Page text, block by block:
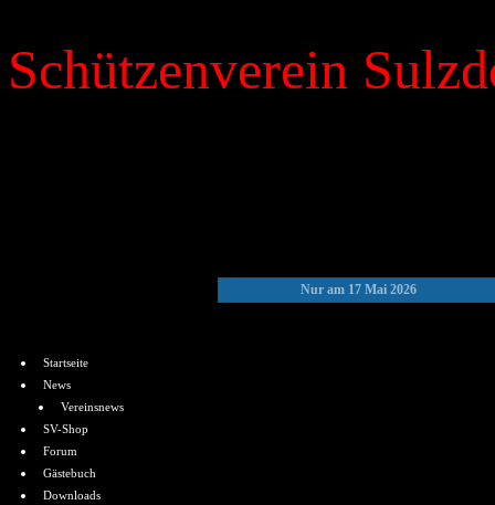
Schützenverein
Startseite
News
Vereinsnews
SV-Shop
Forum
Gästebuch
Downloads
Nur am 17 Mai 2026